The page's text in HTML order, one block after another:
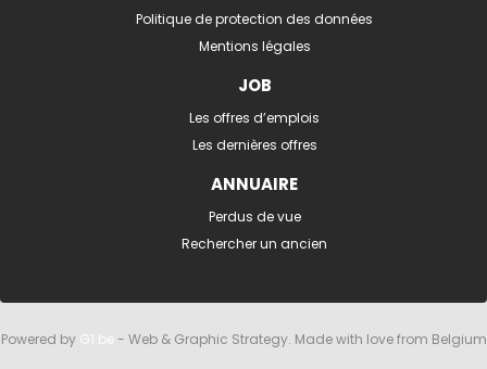
Politique de protection des données
Mentions légales
JOB
Les offres d’emplois
Les dernières offres
ANNUAIRE
Perdus de vue
Rechercher un ancien
Powered by G1.be- Web & Graphic Strategy. Made with love from Belgium